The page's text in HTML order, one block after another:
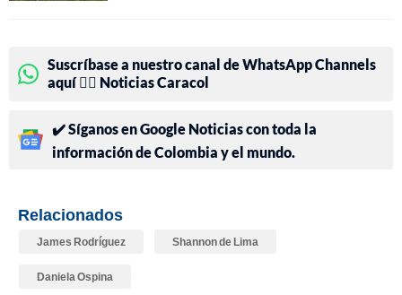
Suscríbase a nuestro canal de WhatsApp Channels
aquí 👉🏻 Noticias Caracol
✔️ Síganos en Google Noticias con toda la
información de Colombia y el mundo.
Relacionados
James Rodríguez Shannon de Lima
Daniela Ospina